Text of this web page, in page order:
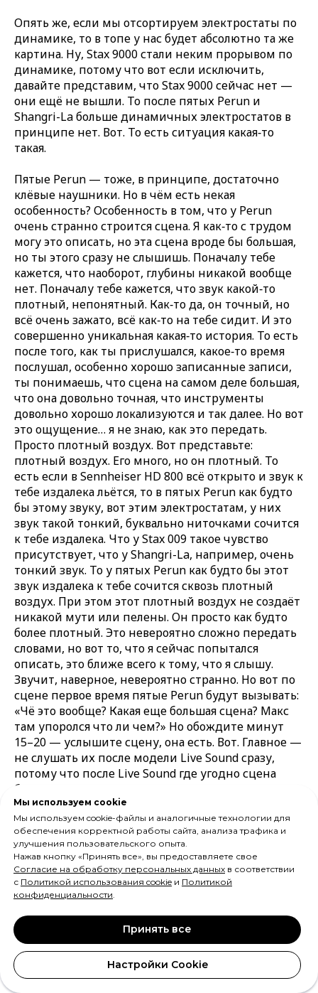
Мы используем cookie
Мы используем cookie-файлы и аналогичные технологии для
обеспечения корректной работы сайта, анализа трафика и
улучшения пользовательского опыта.
Нажав кнопку «Принять все», вы предоставляете свое
Согласие на обработку персональных данных в соответствии
с Политикой использования cookie и Политикой
конфиденциальности.
Принять все
Настройки Cookie
Опять же, если мы отсортируем электростаты по
динамике, то в топе у нас будет абсолютно та же
картина. Ну, Stax 9000 стали неким прорывом по
динамике, потому что вот если исключить,
давайте представим, что Stax 9000 сейчас нет —
они ещё не вышли. То после пятых Perun и
Shangri-La больше динамичных электростатов в
принципе нет. Вот. То есть ситуация какая‑то
такая.
Пятые Perun — тоже, в принципе, достаточно
клёвые наушники. Но в чём есть некая
особенность? Особенность в том, что у Perun
очень странно строится сцена. Я как‑то с трудом
могу это описать, но эта сцена вроде бы большая,
но ты этого сразу не слышишь. Поначалу тебе
кажется, что наоборот, глубины никакой вообще
нет. Поначалу тебе кажется, что звук какой‑то
плотный, непонятный. Как‑то да, он точный, но
всё очень зажато, всё как‑то на тебе сидит. И это
совершенно уникальная какая‑то история. То есть
после того, как ты прислушался, какое‑то время
послушал, особенно хорошо записанные записи,
ты понимаешь, что сцена на самом деле большая,
что она довольно точная, что инструменты
довольно хорошо локализуются и так далее. Но вот
это ощущение… я не знаю, как это передать.
Просто плотный воздух. Вот представьте:
плотный воздух. Его много, но он плотный. То
есть если в Sennheiser HD 800 всё открыто и звук к
тебе издалека льётся, то в пятых Perun как будто
бы этому звуку, вот этим электростатам, у них
звук такой тонкий, буквально ниточками сочится
к тебе издалека. Что у Stax 009 такое чувство
присутствует, что у Shangri-La, например, очень
тонкий звук. То у пятых Perun как будто бы этот
звук издалека к тебе сочится сквозь плотный
воздух. При этом этот плотный воздух не создаёт
никакой мути или пелены. Он просто как будто
более плотный. Это невероятно сложно передать
словами, но вот то, что я сейчас попытался
описать, это ближе всего к тому, что я слышу.
Звучит, наверное, невероятно странно. Но вот по
сцене первое время пятые Perun будут вызывать:
«Чё это вообще? Какая еще большая сцена? Макс
там упоролся что ли чем?» Но обождите минут
15–20 — услышите сцену, она есть. Вот. Главное —
не слушать их после модели Live Sound сразу,
потому что после Live Sound где угодно сцена
будет никакая, в точку сжатая.
Вот, на этом всё.
Сходка аудиофилов и
сравнение наушников
Перун (Perun) и Stax
Спикер 2: